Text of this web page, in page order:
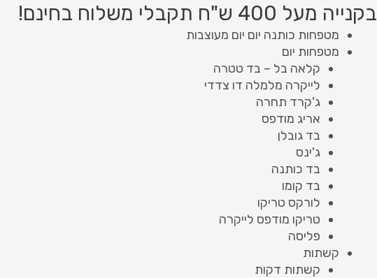
דילוג
לתוכן
בקנייה מעל 400 ש"ח תקבלי משלוח בחינם!
מטפחות כותנה יום יום מעוצבות
מטפחות יום
קלאה בל – בד טטרה
לייקרה מלמלה דו צדדי
ג'קרד תחרה
אריג מודפס
בד גובלן
ג'ינס
בד כותנה
בד קומו
לורקס טריקו
טריקו מודפס לייקרה
פליסה
קשתות
קשתות דקות
Products
search
Products
search